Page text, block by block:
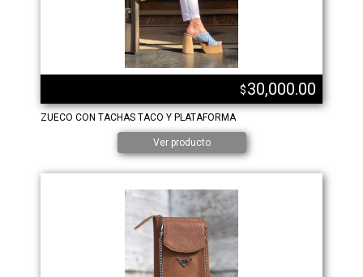
$30,000.00
ZUECO CON TACHAS TACO Y PLATAFORMA
Ver producto